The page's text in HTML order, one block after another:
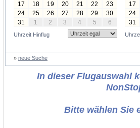
17
18 19 20 21 22
23
24
25 26 27 28 29
30
31
1 2 3 4 5 6
Uhrzeit Hinflug
17
24
31
» neue Suche
In dieser Flugauswahl
Bitte wählen Sie